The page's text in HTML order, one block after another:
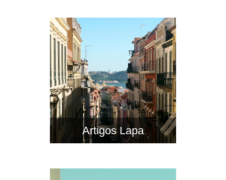
Artigos Lapa